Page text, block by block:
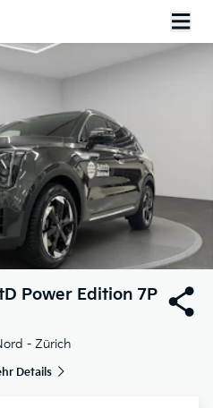
Power Edition 7P
- Zürich
Details